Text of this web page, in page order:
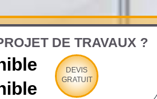
DE TRAVAUX ?
DEVIS
GRATUIT